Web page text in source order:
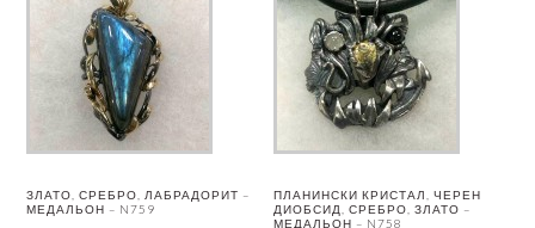
ЗЛАТО, СРЕБРО, ЛАБРАДОРИТ –
МЕДАЛЬОН – N759
ПЛАНИНСКИ КРИСТАЛ, ЧЕРЕН
ДИОБСИД, СРЕБРО, ЗЛАТО –
МЕДАЛЬОН – N758